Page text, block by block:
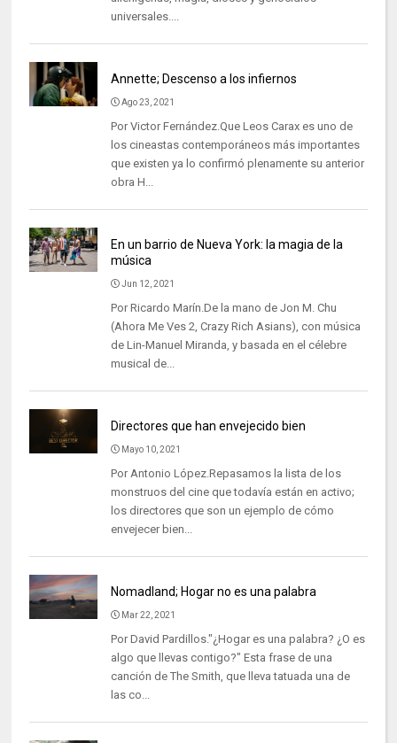
universales....
Annette; Descenso a los infiernos
Ago 23, 2021
Por Victor Fernández.Que Leos Carax es uno de
los cineastas contemporáneos más importantes
que existen ya lo confirmó plenamente su anterior
obra H...
En un barrio de Nueva York: la magia de la
música
Jun 12, 2021
Por Ricardo Marín.De la mano de Jon M. Chu
(Ahora Me Ves 2, Crazy Rich Asians), con música
de Lin-Manuel Miranda, y basada en el célebre
musical de...
Directores que han envejecido bien
Mayo 10, 2021
Por Antonio López.Repasamos la lista de los
monstruos del cine que todavía están en activo;
los directores que son un ejemplo de cómo
envejecer bien...
Nomadland; Hogar no es una palabra
Mar 22, 2021
Por David Pardillos."¿Hogar es una palabra? ¿O es
algo que llevas contigo?" Esta frase de una
canción de The Smith, que lleva tatuada una de
las co...